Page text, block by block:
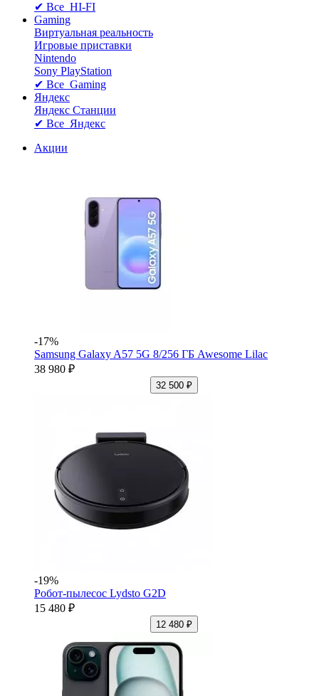
✔ Все HI-FI
Gaming
Виртуальная реальность
Игровые приставки
Nintendo
Sony PlayStation
✔ Все Gaming
Яндекс
Яндекс Станции
✔ Все Яндекс
Акции
-17%
Samsung Galaxy A57 5G 8/256 ГБ Awesome Lilac
38 980 ₽
32 500 ₽
-19%
Робот-пылесос Lydsto G2D
15 480 ₽
12 480 ₽